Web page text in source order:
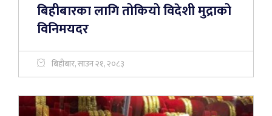
बिहीबारका लागि तोकियो विदेशी मुद्राको
विनिमयदर
बिहीबार, साउन २१, २०८३